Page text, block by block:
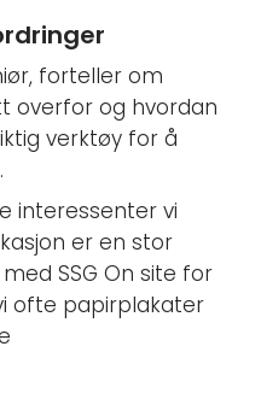
forteller om
overfor og hvordan
verktøy for å
interessenter vi
er en stor
SSG On site for
ofte papirplakater